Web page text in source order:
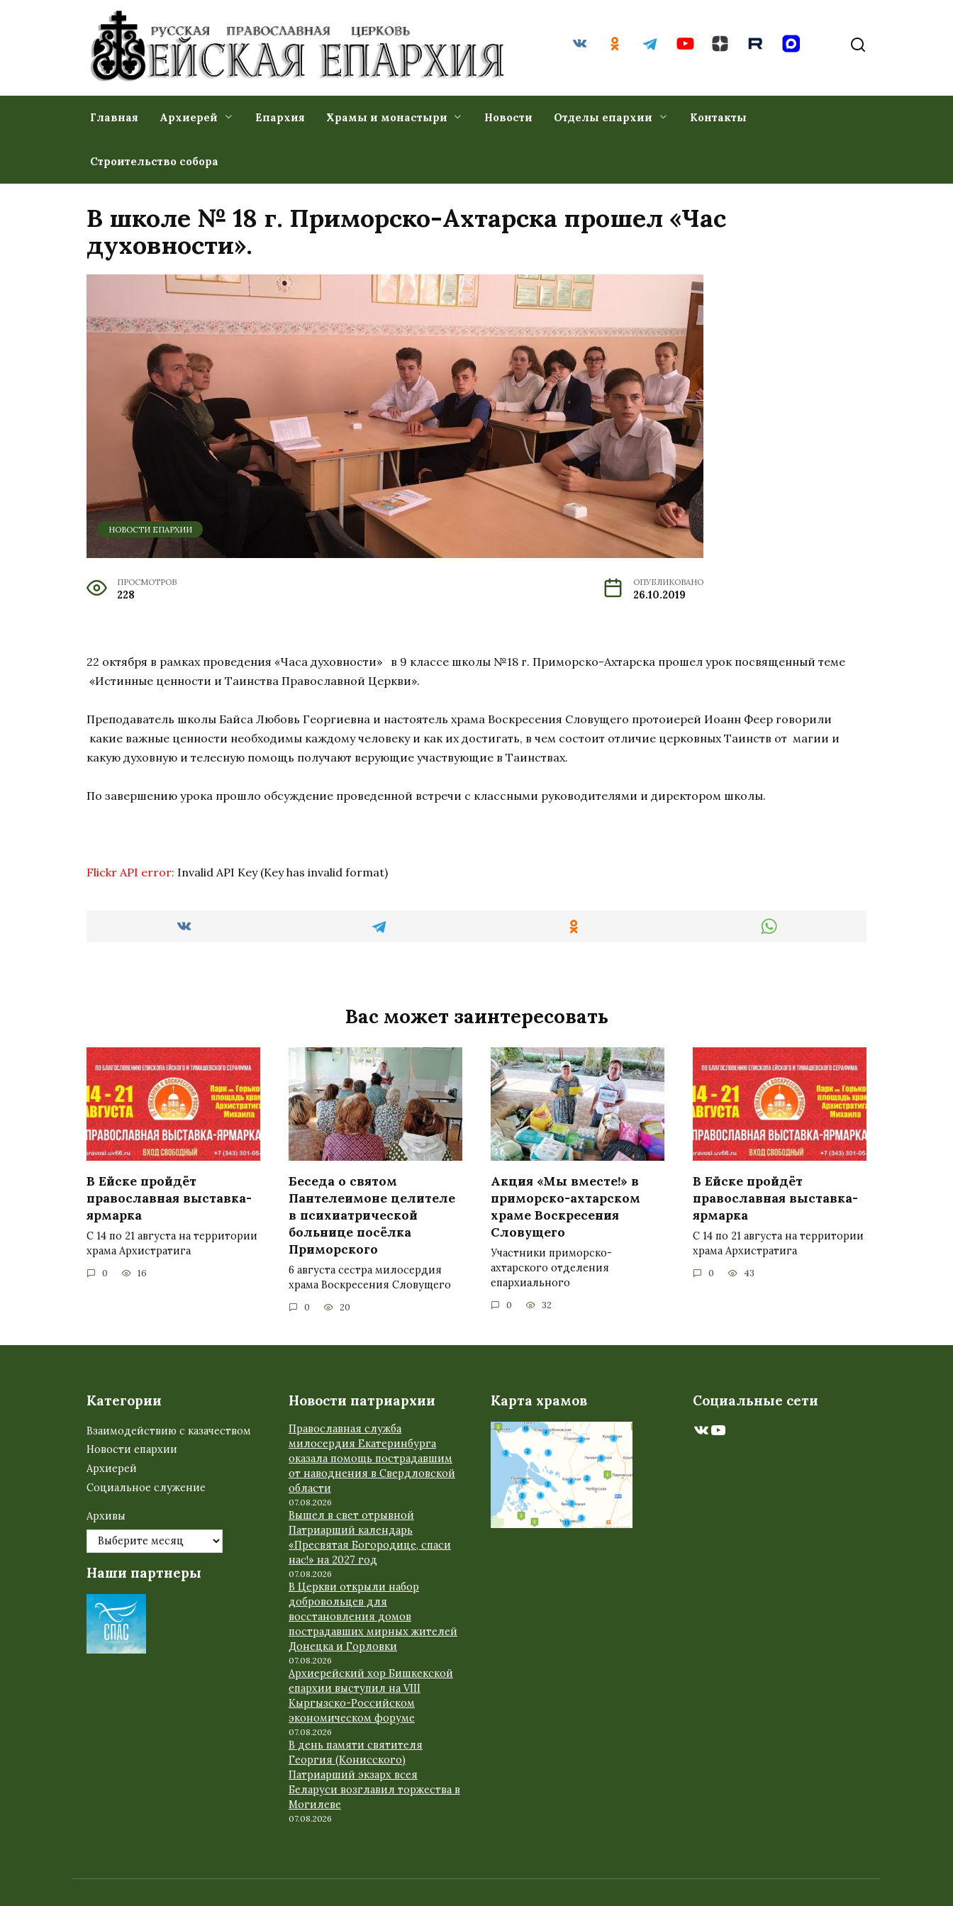
Главная Архиерей Епархия Храмы и монастыри Новости Отделы епархии Контакты
Строительство собора
В школе № 18 г. Приморско-Ахтарска прошел «Час
духовности».
НОВОСТИ ЕПАРХИИ
ПРОСМОТРОВ
228
ОПУБЛИКОВАНО
26.10.2019
22 октября в рамках проведения «Часа духовности» в 9 классе школы №18 г. Приморско-Ахтарска прошел урок посвященный теме
«Истинные ценности и Таинства Православной Церкви».
Преподаватель школы Байса Любовь Георгиевна и настоятель храма Воскресения Словущего протоиерей Иоанн Феер говорили
какие важные ценности необходимы каждому человеку и как их достигать, в чем состоит отличие церковных Таинств от магии и
какую духовную и телесную помощь получают верующие участвующие в Таинствах.
По завершению урока прошло обсуждение проведенной встречи с классными руководителями и директором школы.
Flickr API error: Invalid API Key (Key has invalid format)
Вас может заинтересовать
В Ейске пройдёт
православная выставка-
ярмарка
С 14 по 21 августа на территории
храма Архистратига
0 16
Беседа о святом
Пантелеимоне целителе
в психиатрической
больнице посёлка
Приморского
6 августа сестра милосердия
храма Воскресения Словущего
0 20
Акция «Мы вместе!» в
приморско-ахтарском
храме Воскресения
Словущего
Участники приморско-
ахтарского отделения
епархиального
0 32
В Ейске пройдёт
православная выставка-
ярмарка
С 14 по 21 августа на территории
храма Архистратига
0 43
Категории
Взаимодействию с казачеством
Новости епархии
Архиерей
Социальное служение
Архивы
Наши партнеры
Новости патриархии
Православная служба
милосердия Екатеринбурга
оказала помощь пострадавшим
от наводнения в Свердловской
области
07.08.2026
Вышел в свет отрывной
Патриарший календарь
«Пресвятая Богородице, спаси
нас!» на 2027 год
07.08.2026
В Церкви открыли набор
добровольцев для
восстановления домов
пострадавших мирных жителей
Донецка и Горловки
07.08.2026
Архиерейский хор Бишкекской
епархии выступил на VIII
Кыргызско-Российском
экономическом форуме
07.08.2026
В день памяти святителя
Георгия (Конисского)
Патриарший экзарх всея
Беларуси возглавил торжества в
Могилеве
07.08.2026
Карта храмов Социальные сети
ВКонтакте
YouTube